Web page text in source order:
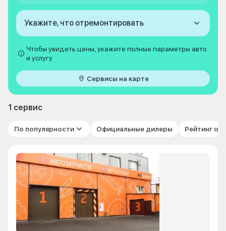
Укажите, что отремонтировать
Чтобы увидеть цены, укажите полные параметры авто
и услугу
Сервисы на карте
1 сервис
По популярности Официальные дилеры Рейтинг